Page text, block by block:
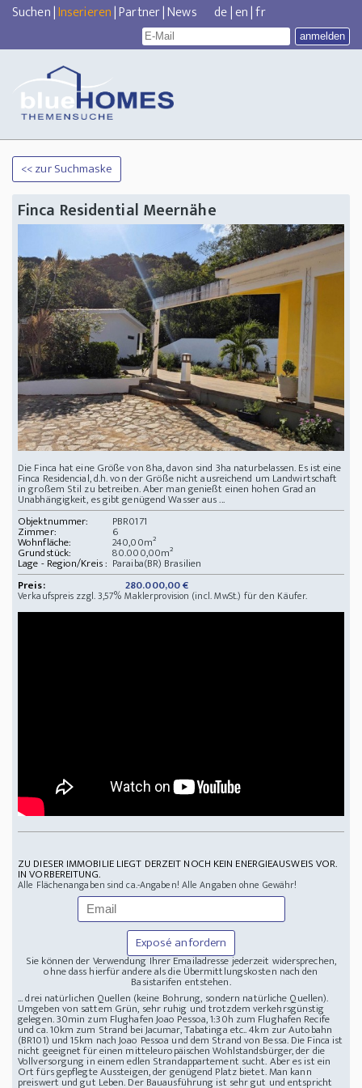
Suchen|Inserieren|Partner|News de|en|fr
<< zur Suchmaske
Finca Residential Meernähe
Die Finca hat eine Größe von 8ha, davon sind 3ha naturbelassen. Es ist eine
Finca Residencial, d.h. von der Größe nicht ausreichend um Landwirtschaft
in großem Stil zu betreiben. Aber man genießt einen hohen Grad an
Unabhängigkeit, es gibt genügend Wasser aus ...
Objektnummer:
PBR0171
Zimmer: 6
Wohnfläche: 240,00m²
Grundstück: 80.000,00m²
Lage - Region/Kreis : Paraiba(BR) Brasilien
Preis:
280.000,00 €
Verkaufspreis zzgl. 3,57% Maklerprovision (incl. MwSt.) für den Käufer.
ZU DIESER IMMOBILIE LIEGT DERZEIT NOCH KEIN ENERGIEAUSWEIS VOR.
IN VORBEREITUNG.
Alle Flächenangaben sind ca.-Angaben! Alle Angaben ohne Gewähr!
Exposé anfordern
Sie können der Verwendung Ihrer Emailadresse jederzeit widersprechen,
ohne dass hierfür andere als die Übermittlungskosten nach den
Basistarifen entstehen.
... drei natürlichen Quellen (keine Bohrung, sondern natürliche Quellen).
Umgeben von sattem Grün, sehr ruhig und trotzdem verkehrsgünstig
gelegen. 30min zum Flughafen Joao Pessoa, 1:30h zum Flughafen Recife
und ca. 10km zum Strand bei Jacumar, Tabatinga etc.. 4km zur Autobahn
(BR101) und 15km nach Joao Pessoa und dem Strand von Bessa. Die Finca ist
nicht geeignet für einen mitteleuropäischen Wohlstandsbürger, der die
Vollversorgung in einem edlen Strandappartement sucht. Aber es ist ein
Ort fürs gepflegte Aussteigen, der genügend Platz bietet. Man kann
preiswert und gut Leben. Der Bauausführung ist sehr gut und entspricht